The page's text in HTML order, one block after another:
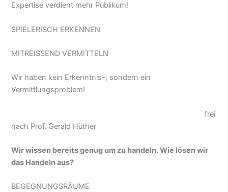
Expertise verdient mehr Publikum!
SPIELERISCH ERKENNEN
MITREISSEND VERMITTELN
Wir haben kein Erkenntnis-, sondern ein
Vermittlungsproblem!
frei
nach Prof. Gerald Hüther
Wir wissen bereits genug um zu handeln. Wie lösen wir
das Handeln aus?
BEGEGNUNGSRÄUME